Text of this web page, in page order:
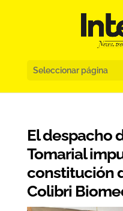
Seleccionar página
El despacho
Tomarial
constitución
Colibri